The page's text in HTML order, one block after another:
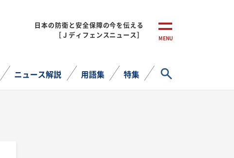
日本の防衛と安全保障の今を伝える
［Ｊディフェンスニュース］
MENU
ニュース解説 用語集 特集